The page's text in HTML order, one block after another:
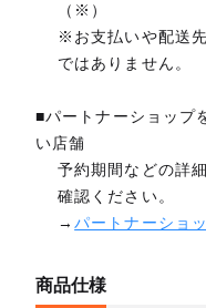
（※）
※お支払いや配送
ではありません。
■パートナーショップ
い店舗
予約期間などの詳
確認ください。
→パートナーショ
商品仕様